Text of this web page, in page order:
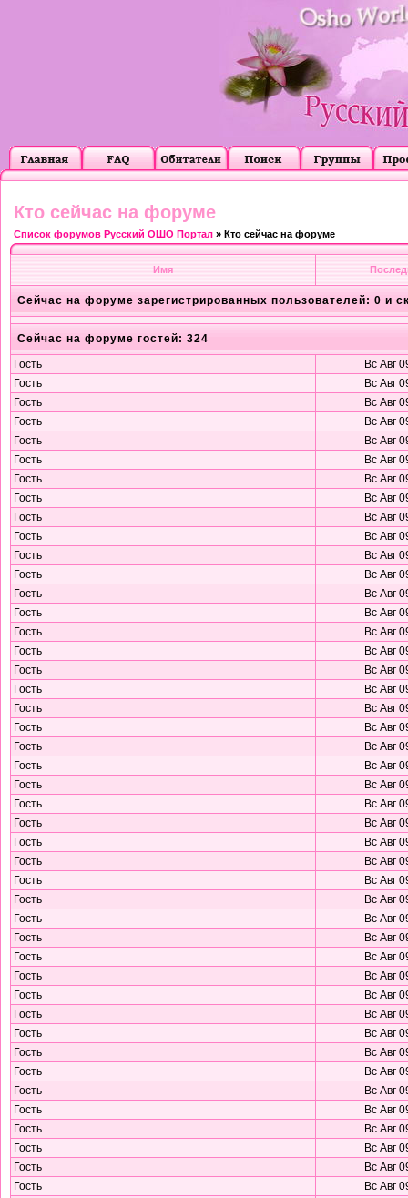
Кто сейчас на форуме
Список форумов Русский ОШО Портал » Кто сейчас на форуме
Имя
Сейчас на форуме зарегистрированных пользователей: 0 и
Сейчас на форуме гостей: 324
Гость
Вс Авг
Гость
Вс Авг
Гость
Вс Авг
Гость
Вс Авг
Гость
Вс Авг
Гость
Вс Авг
Гость
Вс Авг
Гость
Вс Авг
Гость
Вс Авг
Гость
Вс Авг
Гость
Вс Авг
Гость
Вс Авг
Гость
Вс Авг
Гость
Вс Авг
Гость
Вс Авг
Гость
Вс Авг
Гость
Вс Авг
Гость
Вс Авг
Гость
Вс Авг
Гость
Вс Авг
Гость
Вс Авг
Гость
Вс Авг
Гость
Вс Авг
Гость
Вс Авг
Гость
Вс Авг
Гость
Вс Авг
Гость
Вс Авг
Гость
Вс Авг
Гость
Вс Авг
Гость
Вс Авг
Гость
Вс Авг
Гость
Вс Авг
Гость
Вс Авг
Гость
Вс Авг
Гость
Вс Авг
Гость
Вс Авг
Гость
Вс Авг
Гость
Вс Авг
Гость
Вс Авг
Гость
Вс Авг
Гость
Вс Авг
Гость
Вс Авг
Гость
Вс Авг
Гость
Вс Авг